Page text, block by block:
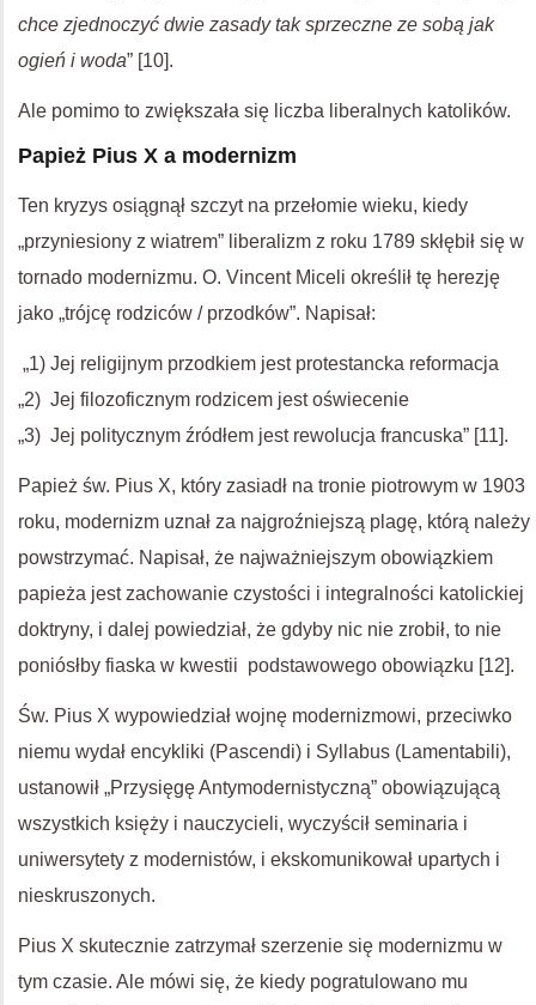
chce zjednoczyć dwie zasady tak sprzeczne ze sobą jak
ogień i woda” [10].
Ale pomimo to zwiększała się liczba liberalnych katolików.
Papież Pius X a modernizm
Ten kryzys osiągnął szczyt na przełomie wieku, kiedy
„przyniesiony z wiatrem” liberalizm z roku 1789 skłębił się w
tornado modernizmu. O. Vincent Miceli określił tę herezję
jako „trójcę rodziców / przodków”. Napisał:
„1) Jej religijnym przodkiem jest protestancka reformacja
„2) Jej filozoficznym rodzicem jest oświecenie
„3) Jej politycznym źródłem jest rewolucja francuska” [11].
Papież św. Pius X, który zasiadł na tronie piotrowym w 1903
roku, modernizm uznał za najgroźniejszą plagę, którą należy
powstrzymać. Napisał, że najważniejszym obowiązkiem
papieża jest zachowanie czystości i integralności katolickiej
doktryny, i dalej powiedział, że gdyby nic nie zrobił, to nie
poniósłby fiaska w kwestii podstawowego obowiązku [12].
Św. Pius X wypowiedział wojnę modernizmowi, przeciwko
niemu wydał encykliki (Pascendi) i Syllabus (Lamentabili),
ustanowił „Przysięgę Antymodernistyczną” obowiązującą
wszystkich księży i nauczycieli, wyczyścił seminaria i
uniwersytety z modernistów, i ekskomunikował upartych i
nieskruszonych.
Pius X skutecznie zatrzymał szerzenie się modernizmu w
tym czasie. Ale mówi się, że kiedy pogratulowano mu